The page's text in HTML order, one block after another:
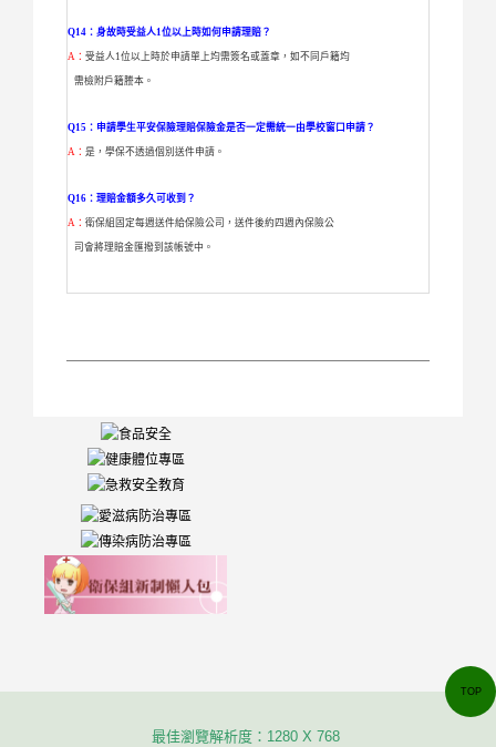
Q14：身故時受益人1位以上時如何申請理賠？
A： 受益人1位以上時於申請單上均需簽名或蓋章，如不同戶籍均
需檢附戶籍謄本。
Q15：申請學生平安保險理賠保險金是否一定需統一由學校窗口申請？
A： 是，學保不透過個別送件申請。
Q16：理賠金額多久可收到？
A： 衛保組固定每週送件給保險公司，送件後約四週內保險公
司會將理賠金匯撥到該帳號中。
最佳瀏覽解析度：1280 X 768
TOP